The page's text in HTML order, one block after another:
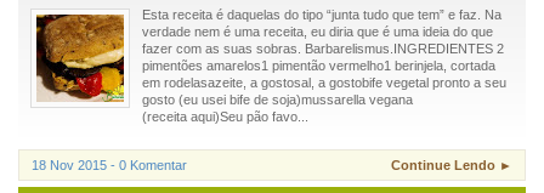
Esta receita é daquelas do tipo “junta tudo que tem” e faz. Na
verdade nem é uma receita, eu diria que é uma ideia do que
fazer com as suas sobras. Barbarelismus.INGREDIENTES 2
pimentões amarelos1 pimentão vermelho1 berinjela, cortada
em rodelasazeite, a gostosal, a gostobife vegetal pronto a seu
gosto (eu usei bife de soja)mussarella vegana
(receita aqui)Seu pão favo...
18 Nov 2015 - 0 Komentar Continue Lendo ►